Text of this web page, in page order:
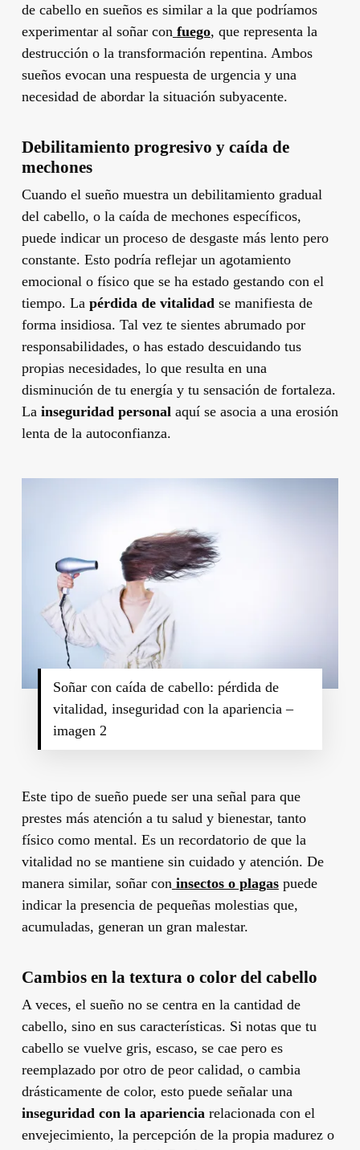
de cabello en sueños es similar a la que podríamos
experimentar al soñar con fuego, que representa la
destrucción o la transformación repentina. Ambos
sueños evocan una respuesta de urgencia y una
necesidad de abordar la situación subyacente.
Debilitamiento progresivo y caída de
mechones
Cuando el sueño muestra un debilitamiento gradual
del cabello, o la caída de mechones específicos,
puede indicar un proceso de desgaste más lento pero
constante. Esto podría reflejar un agotamiento
emocional o físico que se ha estado gestando con el
tiempo. La pérdida de vitalidad se manifiesta de
forma insidiosa. Tal vez te sientes abrumado por
responsabilidades, o has estado descuidando tus
propias necesidades, lo que resulta en una
disminución de tu energía y tu sensación de fortaleza.
La inseguridad personal aquí se asocia a una erosión
lenta de la autoconfianza.
Soñar con caída de cabello: pérdida de
vitalidad, inseguridad con la apariencia –
imagen 2
Este tipo de sueño puede ser una señal para que
prestes más atención a tu salud y bienestar, tanto
físico como mental. Es un recordatorio de que la
vitalidad no se mantiene sin cuidado y atención. De
manera similar, soñar con insectos o plagaspuede
indicar la presencia de pequeñas molestias que,
acumuladas, generan un gran malestar.
Cambios en la textura o color del cabello
A veces, el sueño no se centra en la cantidad de
cabello, sino en sus características. Si notas que tu
cabello se vuelve gris, escaso, se cae pero es
reemplazado por otro de peor calidad, o cambia
drásticamente de color, esto puede señalar una
inseguridad con la apariencia relacionada con el
envejecimiento, la percepción de la propia madurez o